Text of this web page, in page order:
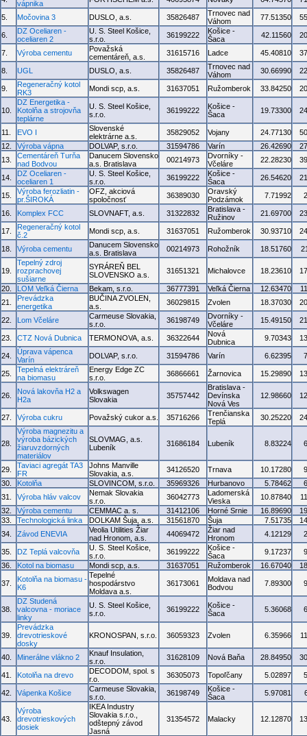
vápnika
5. Močovina 3 DUSLO, a.s. 35826487
Trnovec nad
Váhom
77.51350
6.
DZ Oceliaren -
oceliaren 2
U. S. Steel Košice,
s.r.o.
36199222
Košice -
Šaca
42.11560
7. Výroba cementu
Považská
cementáreň, a.s.
31615716 Ladce 45.40810
8. UGL DUSLO, a.s. 35826487
Trnovec nad
Váhom
30.66990
9.
Regeneračný kotol
RK3
Mondi scp, a.s. 31637051 Ružomberok 33.84250
10.
DZ Energetika -
Kotolňa a strojovňa
teplárne
U. S. Steel Košice,
s.r.o.
36199222
Košice -
Šaca
19.73300
11. EVO I
Slovenské
elektrárne a.s.
35829052 Vojany 24.77130
12.
Výroba vápna DOLVAP, s.r.o. 31594786 Varín 26.42690
13.
Cementáreň Turňa
nad Bodvou
Danucem Slovensko
a.s. Bratislava
00214973
Dvorníky -
Včeláre
22.28230
14.
DZ Oceliaren -
oceliaren 1
U. S. Steel Košice,
s.r.o.
36199222
Košice -
Šaca
26.54620
15.
Výroba ferozliatin -
pr.ŠIROKÁ
OFZ, akciová
spoločnosť
36389030
Oravský
Podzámok
7.71992
16. Komplex FCC SLOVNAFT, a.s. 31322832
Bratislava -
Ružinov
21.69700
17.
Regeneračný kotol
č.2
Mondi scp, a.s. 31637051 Ružomberok 30.93710
18. Výroba cementu
Danucem Slovensko
a.s. Bratislava
00214973 Rohožník 18.51760
19.
Tepelný zdroj
rozprachovej
sušiarne
SYRÁREŇ BEL
SLOVENSKO a.s.
31651321 Michalovce 18.23610
20. LOM Veľká Čierna Bekam, s.r.o. 36777391 Veľká Čierna 12.63470
21.
Prevádzka
energetika
BUČINA ZVOLEN,
a.s.
36029815 Zvolen 18.37030
22. Lom Včeláre
Carmeuse Slovakia,
s.r.o.
36198749
Dvorníky -
Včeláre
15.49150
23. CTZ Nová Dubnica TERMONOVA, a.s. 36322644
Nová
Dubnica
9.70343
24.
Úprava vápenca
Varín
DOLVAP, s.r.o. 31594786 Varín 6.62395
25.
Tepelná elektráreň
na biomasu
Energy Edge ZC
s.r.o.
36866661 Žarnovica 15.29890
26.
Nová lakovňa H2 a
H2a
Volkswagen
Slovakia
35757442
Bratislava -
Devínska
Nová Ves
12.98660
27. Výroba cukru Považský cukor a.s. 35716266
Trenčianska
Teplá
30.25220
28.
Výroba magnezitu a
výroba bázických
žiaruvzdorných
materiálov
SLOVMAG, a.s.
Lubeník
31686184 Lubeník 8.83224
29.
Taviaci agregát TA3
FR
Johns Manville
Slovakia, a.s.
34126520 Trnava 10.17280
30.
Kotolňa SLOVINCOM, s.r.o. 35969326 Hurbanovo 5.78462
31.
Výroba hláv valcov
Nemak Slovakia
s.r.o.
36042773
Ladomerská
Vieska
10.87840
32.
Výroba cementu CEMMAC a. s. 31412106 Horné Srnie 16.89690
33.
Technologická linka DOLKAM Šuja, a.s. 31561870 Šuja 7.51735
34.
Závod ENEVIA
Veolia Utilities Žiar
nad Hronom, a.s.
44069472
Žiar nad
Hronom
4.12129
35. DZ Teplá valcovňa
U. S. Steel Košice,
s.r.o.
36199222
Košice -
Šaca
9.17237
36.
Kotol na biomasu Mondi scp, a.s. 31637051 Ružomberok 16.67040
37.
Kotolňa na biomasu -
K6
Tepelné
hospodárstvo
Moldava a.s.
36173061
Moldava nad
Bodvou
7.89300
38.
DZ Studená
valcovna - moriace
linky
U. S. Steel Košice,
s.r.o.
36199222
Košice -
Šaca
5.36068
39.
Prevádzka
drevotrieskové
dosky
KRONOSPAN, s.r.o. 36059323 Zvolen 6.35966
40. Minerálne vlákno 2
Knauf Insulation,
s.r.o.
31628109 Nová Baňa 28.84950
41. Kotolňa na drevo
DECODOM, spol. s
r.o.
36305073 Topoľčany 5.02897
42. Vápenka Košice
Carmeuse Slovakia,
s.r.o.
36198749
Košice -
Šaca
5.97081
43.
Výroba
drevotrieskových
dosiek
IKEA Industry
Slovakia s.r.o.,
odštepný závod
Jasná
31354572 Malacky 12.12870